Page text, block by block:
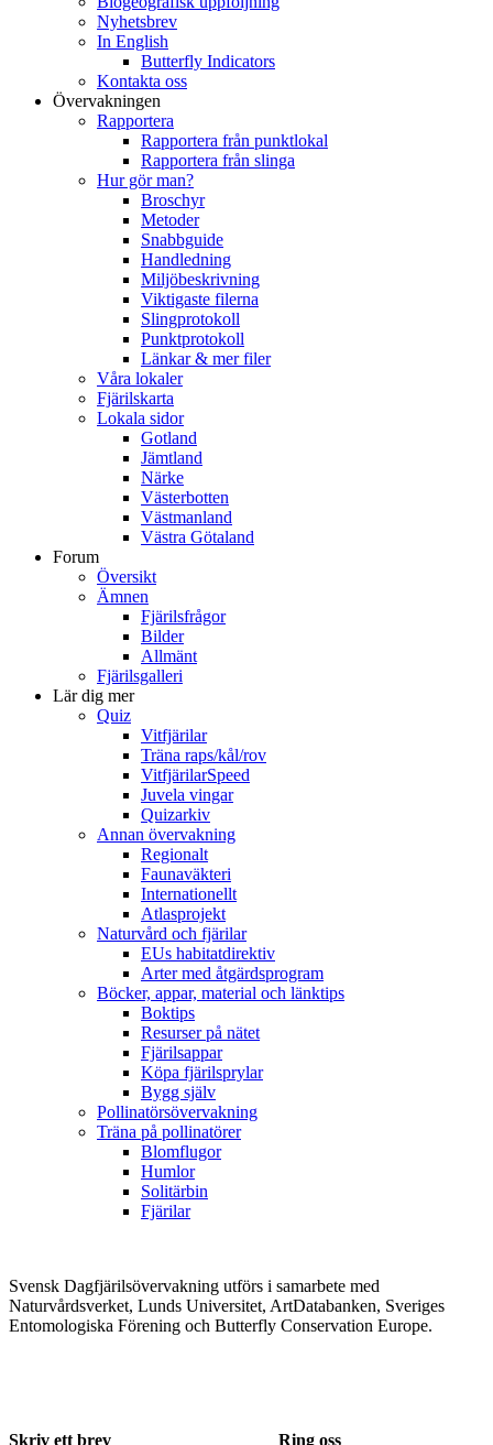
Nyhetsbrev
In English
Butterfly Indicators
Kontakta oss
Övervakningen
Rapportera
Rapportera från punktlokal
Rapportera från slinga
Hur gör man?
Broschyr
Metoder
Snabbguide
Handledning
Miljöbeskrivning
Viktigaste filerna
Slingprotokoll
Punktprotokoll
Länkar & mer filer
Våra lokaler
Fjärilskarta
Lokala sidor
Gotland
Jämtland
Närke
Västerbotten
Västmanland
Västra Götaland
Forum
Översikt
Ämnen
Fjärilsfrågor
Bilder
Allmänt
Fjärilsgalleri
Lär dig mer
Quiz
Vitfjärilar
Träna raps/kål/rov
VitfjärilarSpeed
Juvela vingar
Quizarkiv
Annan övervakning
Regionalt
Faunaväkteri
Internationellt
Atlasprojekt
Naturvård och fjärilar
EUs habitatdirektiv
Arter med åtgärdsprogram
Böcker, appar, material och länktips
Boktips
Resurser på nätet
Fjärilsappar
Köpa fjärilsprylar
Bygg själv
Pollinatörsövervakning
Träna på pollinatörer
Blomflugor
Humlor
Solitärbin
Fjärilar
Svensk Dagfjärilsövervakning utförs i samarbete med
Naturvårdsverket, Lunds Universitet, ArtDatabanken, Sveriges
Entomologiska Förening och Butterfly Conservation Europe.
Skriv ett brev Ring oss